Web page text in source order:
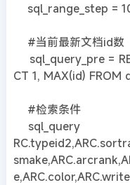
sql_range_step =
#当前最新文档id数
sql_query_pre =
CT 1, MAX(id) FROM
#检索条件
sql_query =